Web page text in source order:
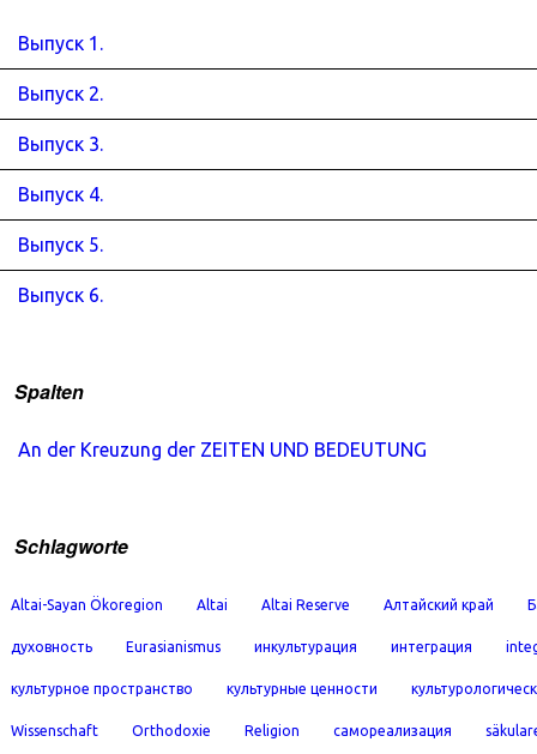
Выпуск 1.
Выпуск 2.
Выпуск 3.
Выпуск 4.
Выпуск 5.
Выпуск 6.
Spalten
An der Kreuzung der ZEITEN UND BEDEUTUNG
Schlagworte
Altai-Sayan Ökoregion Altai Altai Reserve Алтайский край
духовность Eurasianismus инкультурация интеграция
культурное пространство культурные ценности
Wissenschaft Orthodoxie Religion самореализация